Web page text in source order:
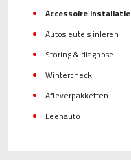
Accessoire installatie
Autosleutels inleren
Storing & diagnose
Wintercheck
Afleverpakketten
Leenauto